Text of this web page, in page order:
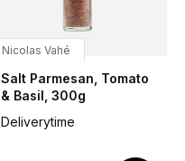
Nicolas Vahé
Salt Parmesan, Tomato
& Basil, 300g
Deliverytime